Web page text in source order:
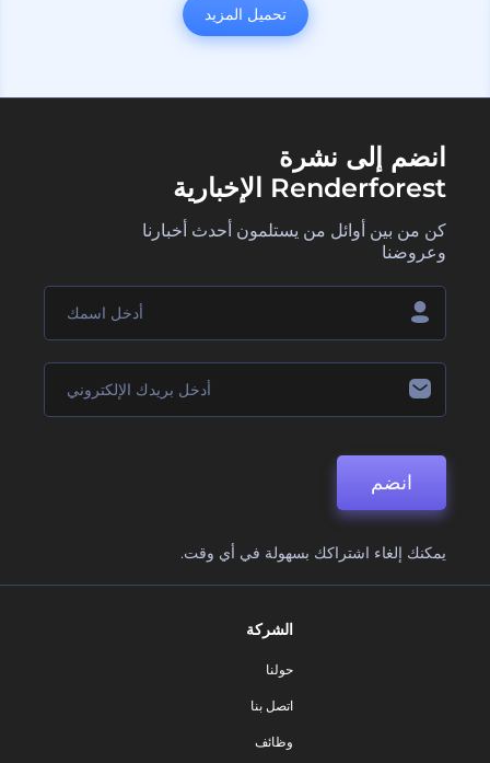
تحميل المزيد
انضم إلى نشرة
Renderforest الإخبارية
كن من بين أوائل من يستلمون أحدث أخبارنا
وعروضنا
انضم
يمكنك إلغاء اشتراكك بسهولة في أي وقت.
الشركة
حولنا
اتصل بنا
وظائف